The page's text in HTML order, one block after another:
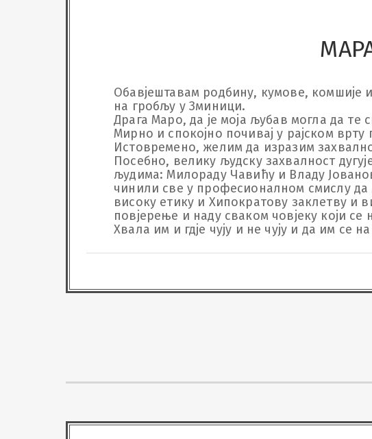
Обавјештавам родбину, кумове, комшије
на гробљу у Зминици.
Драга Маро, да је моја љубав могла да те
Мирно и спокојно почивај у рајском врту
Истовремено, желим да изразим
Посебно, велику људску захвалност
људима: Милораду Чавићу и Владу
чинили све у професионалном смислу да
високу етику и Хипократову заклетву и
повјерење и наду сваком човјеку који
Хвала им и гдје чују и не чују и да им се